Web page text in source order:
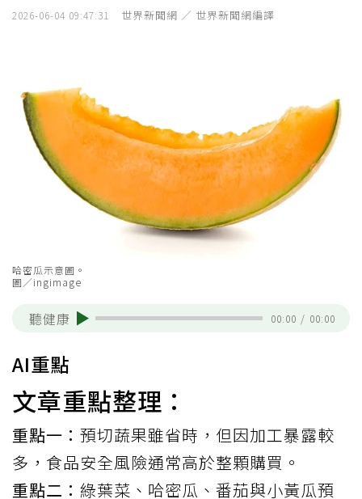
2026-06-04 09:47:31 世界新聞網 ／ 世界新聞網編譯
哈密瓜示意圖。
圖／ingimage
聽健康 00:00 / 00:00
AI重點
文章重點整理：
重點一： 預切蔬果雖省時，但因加工暴露較
多，食品安全風險通常高於整顆購買。
重點二： 綠葉菜、哈密瓜、番茄與小黃瓜預